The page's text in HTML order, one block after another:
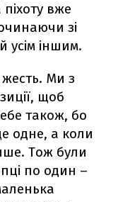
вже
зі
усім іншим.
жесть. Ми з
щоб
також, бо
одне, а коли
Тож були
по один –